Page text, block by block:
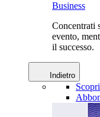
Business
Concentrati
evento,
il successo.
Indietro